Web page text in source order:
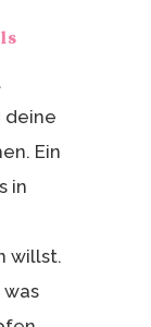
deine
Ein
in
willst.
was